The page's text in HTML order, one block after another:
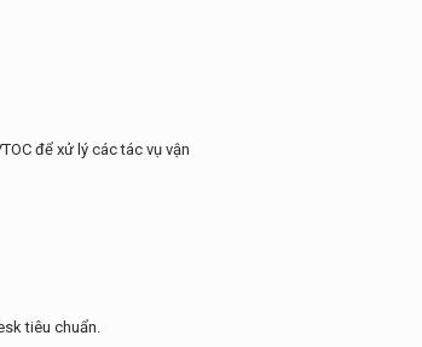
để xử lý các tác vụ vận
tiêu chuẩn.